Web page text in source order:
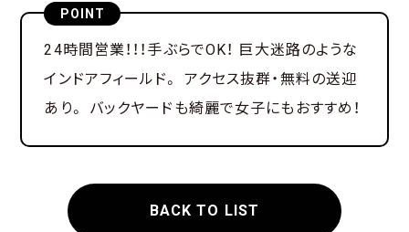
POINT
24時間営業！！！手ぶらでOK！ 巨大迷路のような
インドアフィールド。 アクセス抜群・無料の送迎
あり。 バックヤードも綺麗で女子にもおすすめ！
BACK TO LIST